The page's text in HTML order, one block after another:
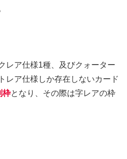
レア仕様1種、及びクォーター
レア仕様しか存在しないカード
枠となり、その際は字レアの枠